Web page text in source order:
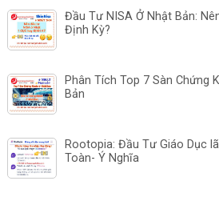
Đầu Tư NISA Ở Nhật Bản:
Định Kỳ?
Phân Tích Top 7 Sàn Chứng
Bản
Rootopia: Đầu Tư Giáo Dục
Toàn- Ý Nghĩa